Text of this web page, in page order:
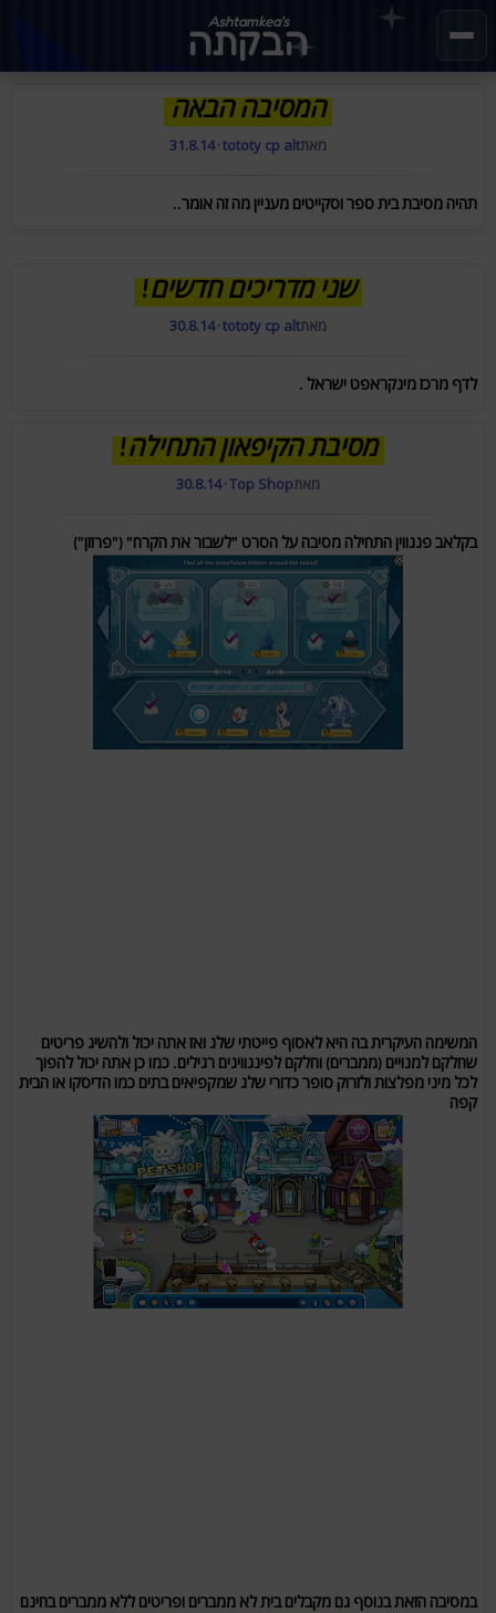
Ashtamkea's
הבקתה
המסיבה הבאה
מאתtototy cp alt
·
31.8.14
תהיה מסיבת בית ספר וסקייטים מעניין מה זה אומר..
שני מדריכים חדשים!
מאתtototy cp alt
·
30.8.14
לדף מרכז מינקראפט ישראל .
מסיבת הקיפאון התחילה!
מאתTop Shop
·
30.8.14
בקלאב פנגווין התחילה מסיבה על הסרט "לשבור את הקרח" ("פרוזן")
המשימה העיקרית בה היא לאסוף פייטתי שלג ואז אתה יכול ולהשיג פריטים
שחלקם למנויים (ממברים) וחלקם לפינגווינים רגילים. כמו כן אתה יכול להפוך
לכל מיני מפלצות ולזרוק סופר כדורי שלג שמקפיאים בתים כמו הדיסקו או הבית
קפה
במסיבה הזאת בנוסף גם מקבלים בית לא ממברים ופריטים ללא ממברים בחינם